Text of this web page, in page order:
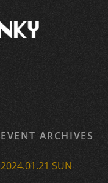
EVENT ARCHIVES
2024.01.21 SUN